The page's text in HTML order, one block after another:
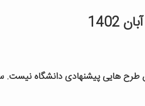
هایی پیشنهادی دانشگاه نیست.